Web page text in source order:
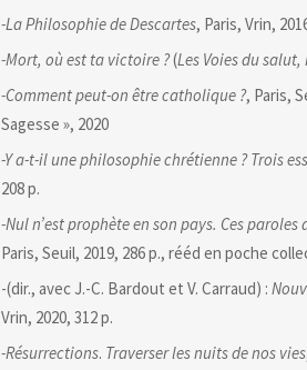
-La Philosophie de Descartes, Paris, Vrin,
-Mort, où est ta victoire ?(Les Voies du salut,
-Comment peut-on être catholique ?, Paris,
Sagesse », 2020
-Y a-t-il une philosophie chrétienne ? Trois
208 p.
-Nul n’est prophète en son pays. Ces
Paris, Seuil, 2019, 286 p., rééd en poche
-(dir., avec J.-C. Bardout et V. Carraud) :
Vrin, 2020, 312 p.
-Résurrections. Traverser les nuits de nos vies